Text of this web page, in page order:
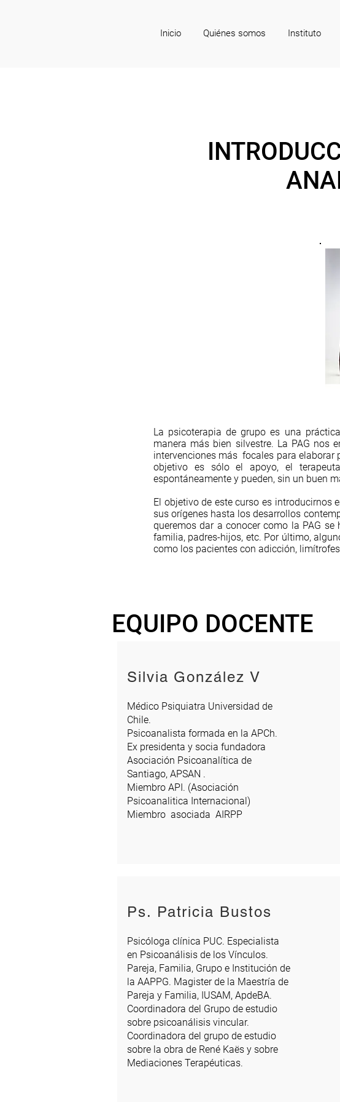
Inicio Quiénes somos Instituto
La psicoterapia de grupo es una
manera más bien silvestre. La PAG nos
intervenciones más focales para elaborar
objetivo es sólo el apoyo, el
espontáneamente y pueden, sin un buen
El objetivo de este curso es introducirnos
sus orígenes hasta los desarrollos
queremos dar a conocer como la PAG
familia, padres-hijos, etc. Por último,
como los pacientes con adicción,
EQUIPO DOCENTE
Silvia González V
Médico Psiquiatra Universidad de
Chile.
Psicoanalista formada en la APCh.
Ex presidenta y socia fundadora
Asociación Psicoanalítica de
Santiago, APSAN .
Miembro API. (Asociación
Psicoanalitica Internacional)
Miembro asociada AIRPP
Ps. Patricia Bustos
Psicóloga clínica PUC. Especialista
en Psicoanálisis de los Vínculos.
Pareja, Familia, Grupo e Institución de
la AAPPG. Magister de la Maestría de
Pareja y Familia, IUSAM, ApdeBA.
Coordinadora del Grupo de estudio
sobre psicoanálisis vincular.
Coordinadora del grupo de estudio
sobre la obra de René Kaës y sobre
Mediaciones Terapéuticas.